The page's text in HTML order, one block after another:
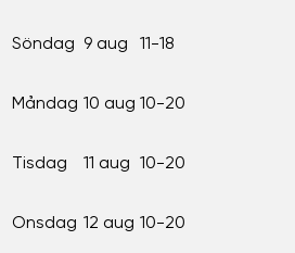
Söndag 9 aug 11-18
Måndag 10 aug 10-20
Tisdag 11 aug 10-20
Onsdag 12 aug 10-20